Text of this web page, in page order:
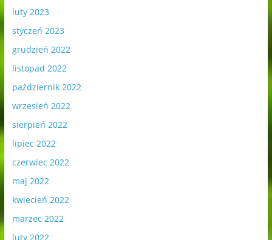
luty 2023
styczeń 2023
grudzień 2022
listopad 2022
październik 2022
wrzesień 2022
sierpień 2022
lipiec 2022
czerwiec 2022
maj 2022
kwiecień 2022
marzec 2022
luty 2022